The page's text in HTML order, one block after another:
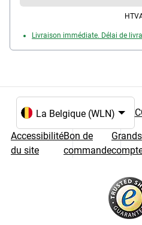
Livraison immédiate. Délai de
Choix de la langue et du pays
Accessibilité
du site
Bon de
commande
Grands